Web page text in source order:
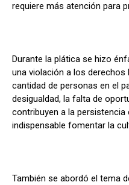
requiere más atención para
Durante la plática se hizo
una violación a los
cantidad de personas en el
desigualdad, la falta de
contribuyen a la
indispensable fomentar la
También se abordó el tema